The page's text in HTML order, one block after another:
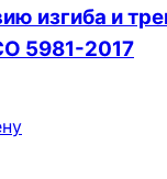
изгиба и
5981-2017